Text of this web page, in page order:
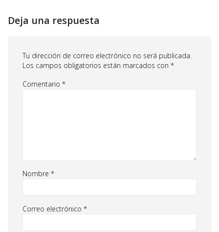
Deja una respuesta
Tu dirección de correo electrónico no será publicada.
Los campos obligatorios están marcados con *
Comentario *
Nombre *
Correo electrónico *